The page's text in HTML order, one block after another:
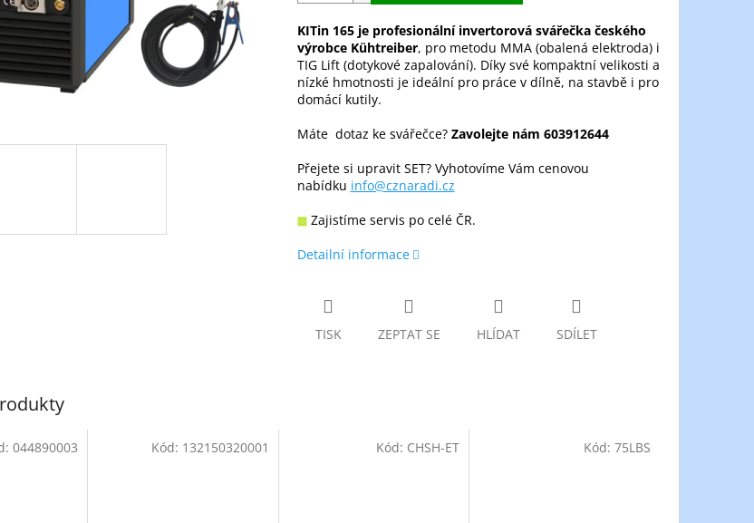
KITin 165 je profesionální invertorová svářečka českého
výrobce Kühtreiber, pro metodu MMA (obalená elektroda) i
TIG Lift (dotykové zapalování). Díky své kompaktní velikosti a
nízké hmotnosti je ideální pro práce v dílně, na stavbě i pro
domácí kutily.
Máte dotaz ke svářečce? Zavolejte nám 603912644
Přejete si upravit SET? Vyhotovíme Vám cenovou
nabídku info@cznaradi.cz
Zajistíme servis po celé ČR.
Detailní informace
TISK ZEPTAT SE HLÍDAT SDÍLET
044890003 Kód: 132150320001 Kód: CHSH-ET Kód: 75LBS